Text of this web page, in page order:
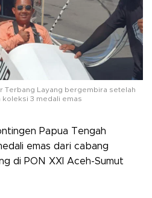
Terbang Layang bergembira setelah
3 medali emas
Papua Tengah
emas dari cabang
di PON XXI Aceh-Sumut